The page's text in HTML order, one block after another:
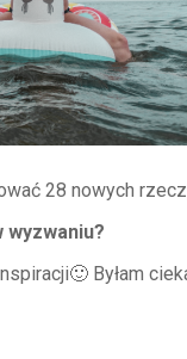
28 nowych
wyzwaniu?
Byłam